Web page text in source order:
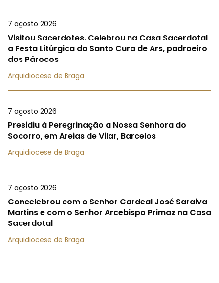
7 agosto 2026
Visitou Sacerdotes. Celebrou na Casa Sacerdotal
a Festa Litúrgica do Santo Cura de Ars, padroeiro
dos Párocos
Arquidiocese de Braga
7 agosto 2026
Presidiu à Peregrinação a Nossa Senhora do
Socorro, em Areias de Vilar, Barcelos
Arquidiocese de Braga
7 agosto 2026
Concelebrou com o Senhor Cardeal José Saraiva
Martins e com o Senhor Arcebispo Primaz na Casa
Sacerdotal
Arquidiocese de Braga